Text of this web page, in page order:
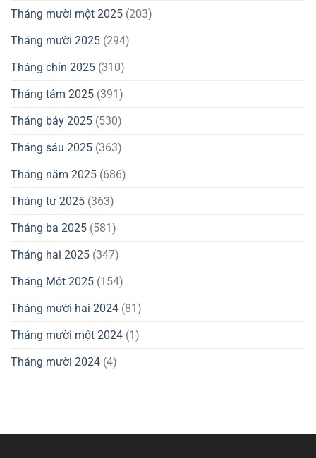
Tháng mười một 2025 (203)
Tháng mười 2025 (294)
Tháng chín 2025 (310)
Tháng tám 2025 (391)
Tháng bảy 2025 (530)
Tháng sáu 2025 (363)
Tháng năm 2025 (686)
Tháng tư 2025 (363)
Tháng ba 2025 (581)
Tháng hai 2025 (347)
Tháng Một 2025 (154)
Tháng mười hai 2024 (81)
Tháng mười một 2024 (1)
Tháng mười 2024 (4)